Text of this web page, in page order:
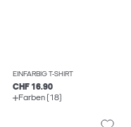
EINFARBIG T-SHIRT
CHF 16.90
Farben (18)